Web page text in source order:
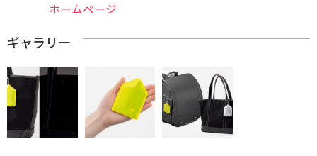
ホームページ
ギャラリー